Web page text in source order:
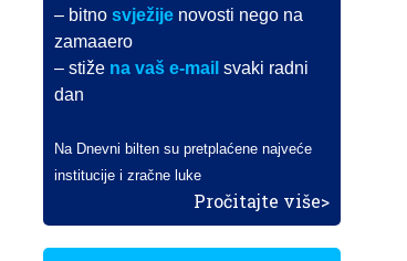
– bitnosvježije novosti nego na
zamaaero
– stiže na vaš e-mail svaki radni
dan
Na Dnevni bilten su pretplaćene najveće
institucije i zračne luke
Pročitajte više>